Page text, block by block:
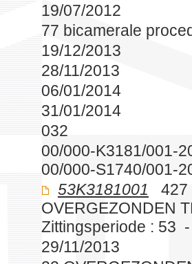
19/07/2012
77 bicamerale
19/12/2013
28/11/2013
06/01/2014
31/01/2014
032
00/000-K3181/001-
00/000-S1740/001-
53K3181001 427
OVERGEZONDEN
Zittingsperiode : 53
29/11/2013